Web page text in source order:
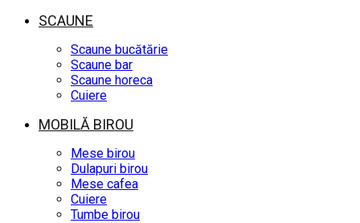
SCAUNE
Scaune bucătărie
Scaune bar
Scaune horeca
Cuiere
MOBILĂ BIROU
Mese birou
Dulapuri birou
Mese cafea
Cuiere
Tumbe birou